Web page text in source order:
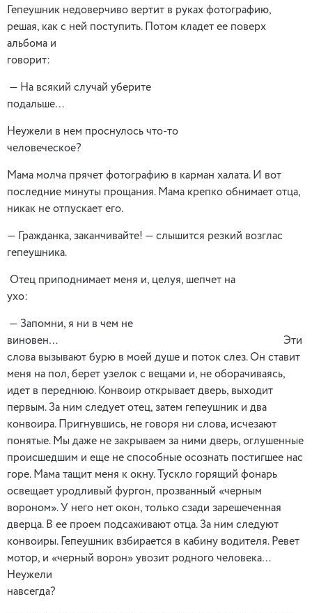
Гепеушник недоверчиво вертит в руках фотографию,
решая, как с ней поступить. Потом кладет ее поверх
альбома и
— На всякий случай уберите
подальше…
Неужели в нем проснулось что-то
человеческое?
Мама молча прячет фотографию в карман халата. И вот
последние минуты прощания. Мама крепко обнимает отца,
никак не отпускает его.
— Гражданка, заканчивайте! — слышится резкий возглас
гепеушника.
Отец приподнимает меня и, целуя, шепчет на
ухо:
— Запомни, я ни в чем не
виновен… Эти
слова вызывают бурю в моей душе и поток слез. Он ставит
меня на пол, берет узелок с вещами и, не оборачиваясь,
идет в переднюю. Конвоир открывает дверь, выходит
первым. За ним следует отец, затем гепеушник и два
конвоира. Пригнувшись, не говоря ни слова, исчезают
понятые. Мы даже не закрываем за ними дверь, оглушенные
происшедшим и еще не способные осознать постигшее нас
горе. Мама тащит меня к окну. Тускло горящий фонарь
освещает уродливый фургон, прозванный «черным
вороном». У него нет окон, только сзади зарешеченная
дверца. В ее проем подсаживают отца. За ним следуют
конвоиры. Гепеушник взбирается в кабину водителя. Ревет
мотор, и «черный ворон» увозит родного человека…
Неужели
навсегда?